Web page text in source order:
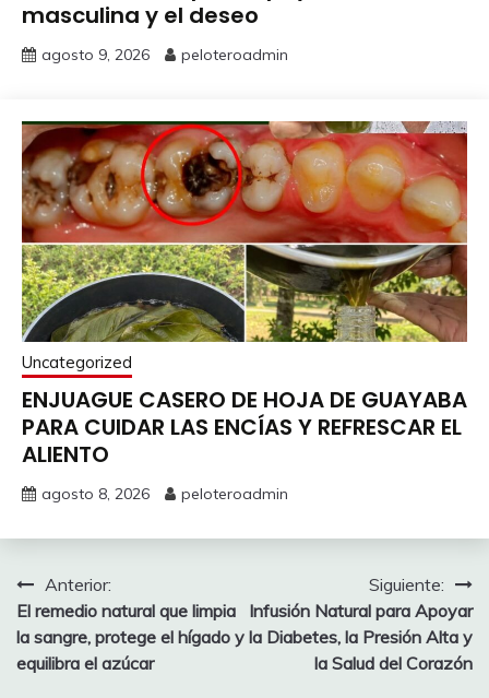
masculina y el deseo
agosto 9, 2026 peloteroadmin
Uncategorized
ENJUAGUE CASERO DE HOJA DE GUAYABA
PARA CUIDAR LAS ENCÍAS Y REFRESCAR EL
ALIENTO
agosto 8, 2026 peloteroadmin
Navegación
de
entradas
Anterior:
El remedio natural que limpia
la sangre, protege el hígado y
equilibra el azúcar
Siguiente:
Infusión Natural para Apoyar
la Diabetes, la Presión Alta y
la Salud del Corazón